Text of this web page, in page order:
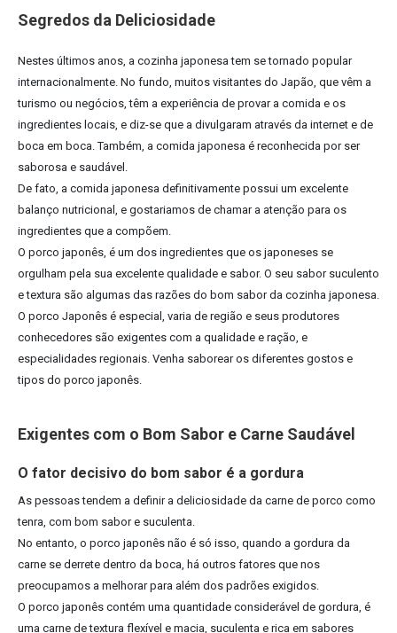
Segredos da Deliciosidade
Nestes últimos anos, a cozinha japonesa tem se tornado popular
internacionalmente. No fundo, muitos visitantes do Japão, que vêm a
turismo ou negócios, têm a experiência de provar a comida e os
ingredientes locais, e diz-se que a divulgaram através da internet e de
boca em boca. Também, a comida japonesa é reconhecida por ser
saborosa e saudável.
De fato, a comida japonesa definitivamente possui um excelente
balanço nutricional, e gostariamos de chamar a atenção para os
ingredientes que a compõem.
O porco japonês, é um dos ingredientes que os japoneses se
orgulham pela sua excelente qualidade e sabor. O seu sabor suculento
e textura são algumas das razões do bom sabor da cozinha japonesa.
O porco Japonês é especial, varia de região e seus produtores
conhecedores são exigentes com a qualidade e ração, e
especialidades regionais. Venha saborear os diferentes gostos e
tipos do porco japonês.
Exigentes com o Bom Sabor e Carne Saudável
O fator decisivo do bom sabor é a gordura
As pessoas tendem a definir a deliciosidade da carne de porco como
tenra, com bom sabor e suculenta.
No entanto, o porco japonês não é só isso, quando a gordura da
carne se derrete dentro da boca, há outros fatores que nos
preocupamos a melhorar para além dos padrões exigidos.
O porco japonês contém uma quantidade considerável de gordura, é
uma carne de textura flexível e macia, suculenta e rica em sabores